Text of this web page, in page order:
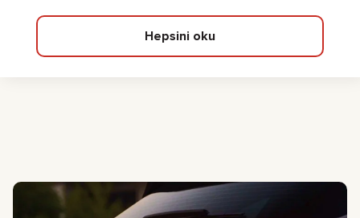
Hepsini oku